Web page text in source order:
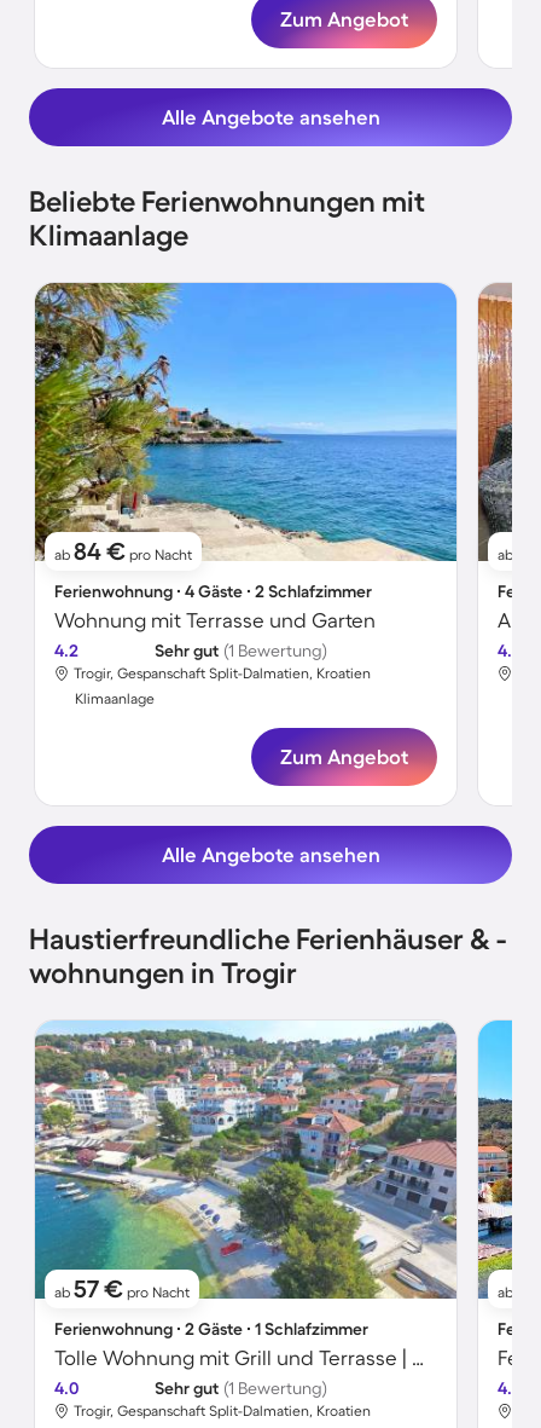
Zum Angebot
Alle Angebote ansehen
Beliebte Ferienwohnungen mit
Klimaanlage
ab 84 € pro Nacht
Ferienwohnung ∙ 4 Gäste ∙ 2 Schlafzimmer
Wohnung mit Terrasse und Garten
4.2 Sehr gut (1 Bewertung)
Trogir, Gespanschaft Split-Dalmatien, Kroatien
Klimaanlage
Zum Angebot
ab
4.7
Alle Angebote ansehen
Haustierfreundliche Ferienhäuser & -
wohnungen in Trogir
ab 57 € pro Nacht
Ferienwohnung ∙ 2 Gäste ∙ 1 Schlafzimmer
Tolle Wohnung mit Grill und Terrasse | Gartenblick | Nah am Strand | Haustierfreundlich
4.0 Sehr gut (1 Bewertung)
Trogir, Gespanschaft Split-Dalmatien, Kroatien
ab
4.7